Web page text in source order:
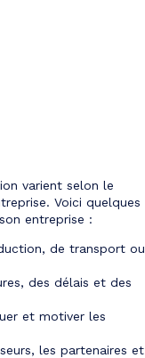
varient selon le
Voici quelques
entreprise :
de transport ou
des délais et des
et motiver les
les partenaires et